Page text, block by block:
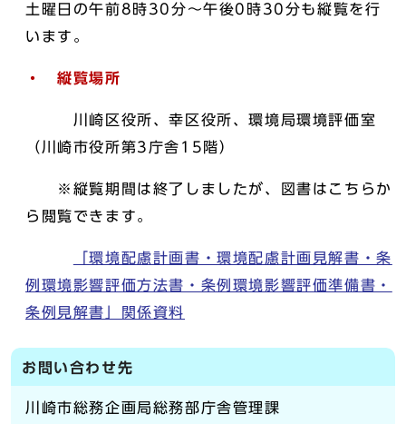
土曜日の午前8時30分～午後0時30分も縦覧を行
います。
・ 縦覧場所
川崎区役所、幸区役所、環境局環境評価室
（川崎市役所第3庁舎15階）
※縦覧期間は終了しましたが、図書はこちらか
ら閲覧できます。
「環境配慮計画書・環境配慮計画見解書・条
例環境影響評価方法書・条例環境影響評価準備書・
条例見解書」関係資料
お問い合わせ先
川崎市総務企画局総務部庁舎管理課